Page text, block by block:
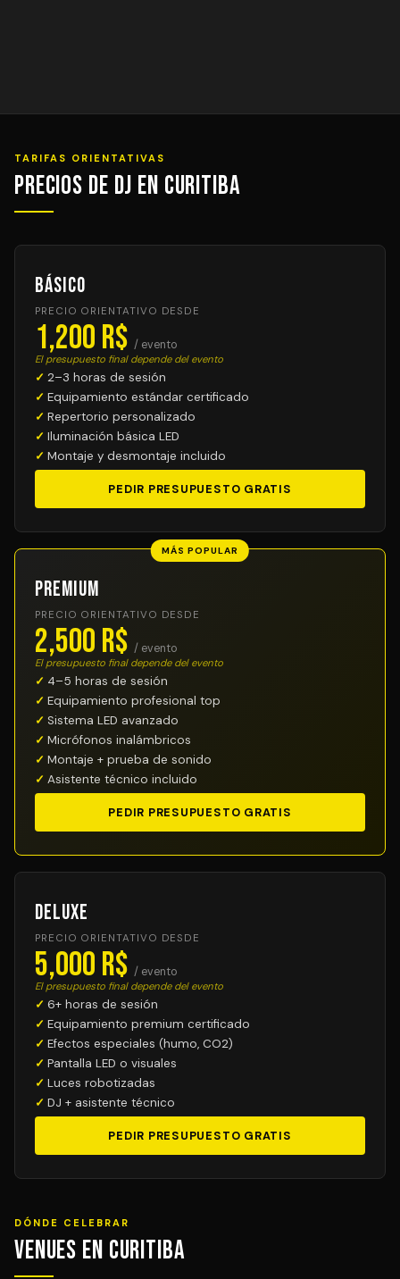
TARIFAS ORIENTATIVAS
Precios de DJ en Curitiba
Básico
PRECIO ORIENTATIVO DESDE
1,200 R$ / evento
El presupuesto final depende del evento
2–3 horas de sesión
Equipamiento estándar certificado
Repertorio personalizado
Iluminación básica LED
Montaje y desmontaje incluido
PEDIR PRESUPUESTO GRATIS
MÁS POPULAR
Premium
PRECIO ORIENTATIVO DESDE
2,500 R$ / evento
El presupuesto final depende del evento
4–5 horas de sesión
Equipamiento profesional top
Sistema LED avanzado
Micrófonos inalámbricos
Montaje + prueba de sonido
Asistente técnico incluido
PEDIR PRESUPUESTO GRATIS
Deluxe
PRECIO ORIENTATIVO DESDE
5,000 R$ / evento
El presupuesto final depende del evento
6+ horas de sesión
Equipamiento premium certificado
Efectos especiales (humo, CO2)
Pantalla LED o visuales
Luces robotizadas
DJ + asistente técnico
PEDIR PRESUPUESTO GRATIS
DÓNDE CELEBRAR
Venues en Curitiba